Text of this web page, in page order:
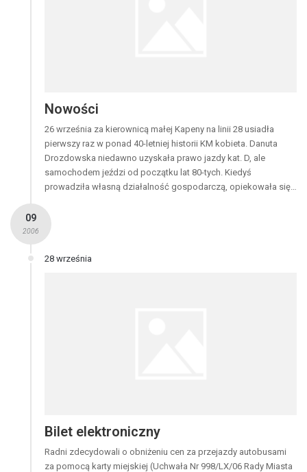
Nowości
26 września za kierownicą małej Kapeny na linii 28 usiadła
pierwszy raz w ponad 40-letniej historii KM kobieta. Danuta
Drozdowska niedawno uzyskała prawo jazdy kat. D, ale
samochodem jeździ od początku lat 80-tych. Kiedyś
prowadziła własną działalność gospodarczą, opiekowała się…
09
2006
28 września
Bilet elektroniczny
Radni zdecydowali o obniżeniu cen za przejazdy autobusami
za pomocą karty miejskiej (Uchwała Nr 998/LX/06 Rady Miasta